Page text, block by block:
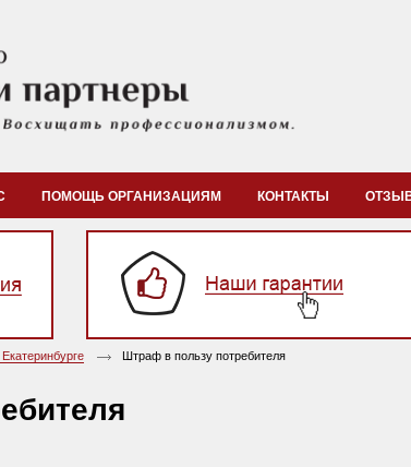
ПОМОЩЬ ОРГАНИЗАЦИЯМ КОНТАКТЫ
Штраф в пользу потребителя